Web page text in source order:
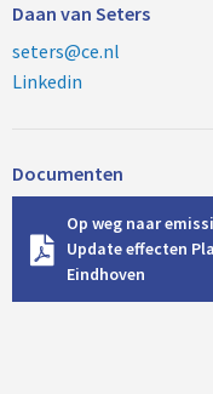
Daan van Seters
seters@ce.nl
Linkedin
Documenten
Op weg naar
Update effecten
Eindhoven
l